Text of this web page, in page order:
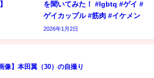
を聞いてみた！ #lgbtq #ゲイ #
ゲイカップル #筋肉 #イケメン
2026年1月2日
像】本田翼（30）の自撮り